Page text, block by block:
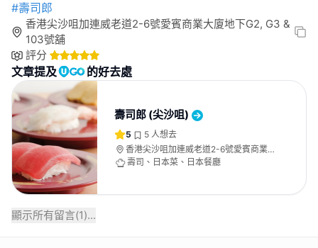
#壽司郎
香港尖沙咀加連威老道2-6號愛賓商業大廈地下G2, G3 &
103號舖
評分
文章提及 的好去處
壽司郎 (尖沙咀)
5 5 人想去
香港尖沙咀加連威老道2-6號愛賓商業大
廈地下G2, G3 & 103號舖
壽司、日本菜、日本餐廳
顯示所有留言(1)...